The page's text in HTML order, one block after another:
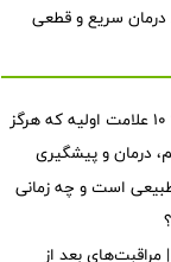
درمان سریع و قطعی
نارسایی قلبی چیست؟ ۱۰ علامت اولیه که هرگز
درمان و پیشگیری
است و چه زمانی
بعد از